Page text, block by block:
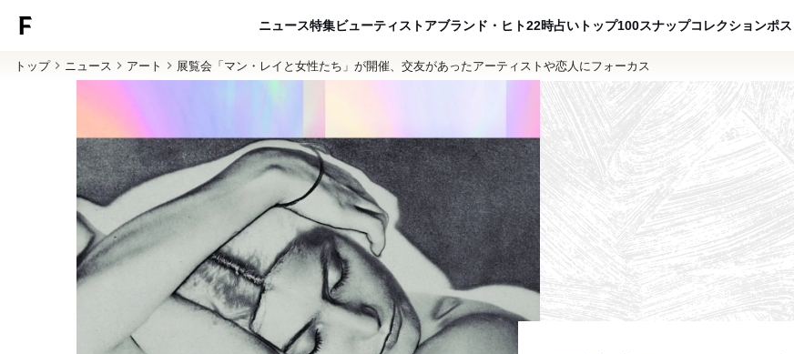
ニュース特集ビューティ ストアブランド・ヒト22時占い トップ100スナップコレクションポス
トップ ニュース アート 展覧会「マン・レイと女性たち」が開催、交友があったアーティストや恋人にフォーカス